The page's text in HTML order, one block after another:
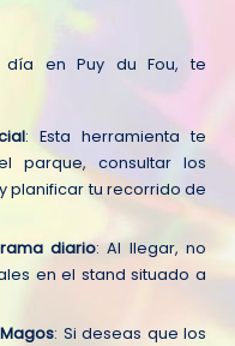
día en Puy du Fou, te
: Esta herramienta te
parque, consultar los
planificar tu recorrido de
diario: Al llegar, no
en el stand situado a
: Si deseas que los